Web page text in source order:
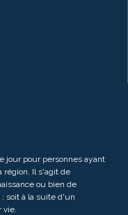
jour pour personnes ayant
région. Il s'agit de
ou bien de
soit à la suite d'un